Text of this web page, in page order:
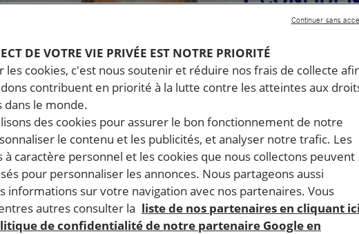
DE VOTRE VIE PRIVÉE EST NOTRE PRIORITÉ
les cookies, c'est nous soutenir et réduire nos frais de collecte
contribuent en priorité à la lutte contre les atteintes aux
dans le monde.
des cookies pour assurer le bon fonctionnement de notre
le contenu et les publicités, et analyser notre trafic. Les
à caractère personnel et les cookies que nous collectons peuvent
pour personnaliser les annonces. Nous partageons aussi
informations sur votre navigation avec nos partenaires. Vous
autres consulter la liste de nos partenaires en cliquant ici
de confidentialité de notre partenaire Google en
Continuer sans